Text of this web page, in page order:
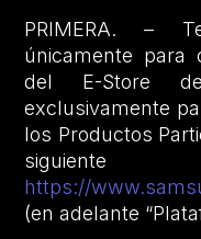
PRIMERA. –
únicamente para
del E-Store
exclusivamente
los Productos
https://
(en adelante